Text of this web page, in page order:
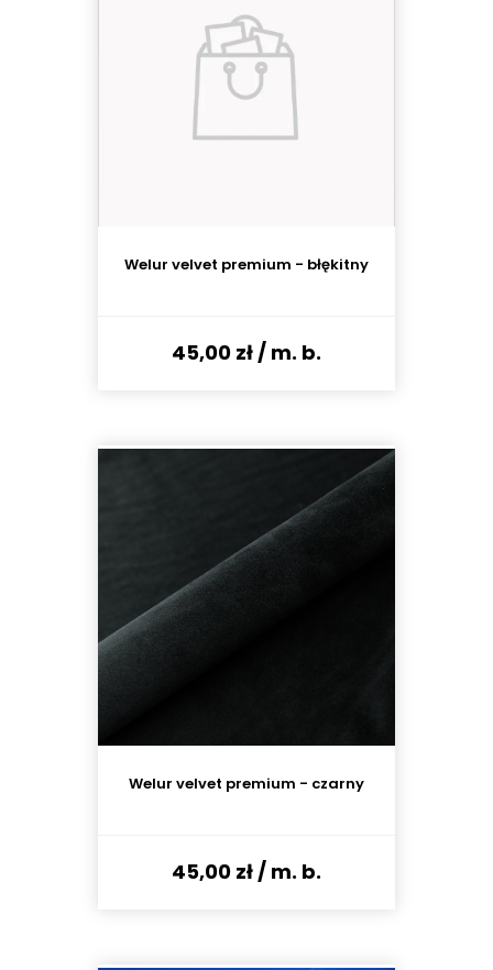
Welur velvet premium - błękitny
45,00 zł / m. b.
Welur velvet premium - czarny
45,00 zł / m. b.